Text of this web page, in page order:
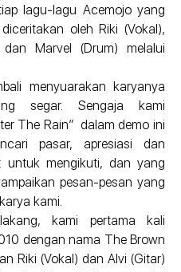
lagu-lagu Acemojo yang
oleh Riki (Vokal),
Marvel (Drum) melalui
menyuarakan karyanya
segar. Sengaja kami
The Rain” dalam demo ini
pasar, apresiasi dan
untuk mengikuti, dan yang
pesan-pesan yang
kami.
kami pertama kali
dengan nama The Brown
Riki (Vokal) dan Alvi (Gitar)